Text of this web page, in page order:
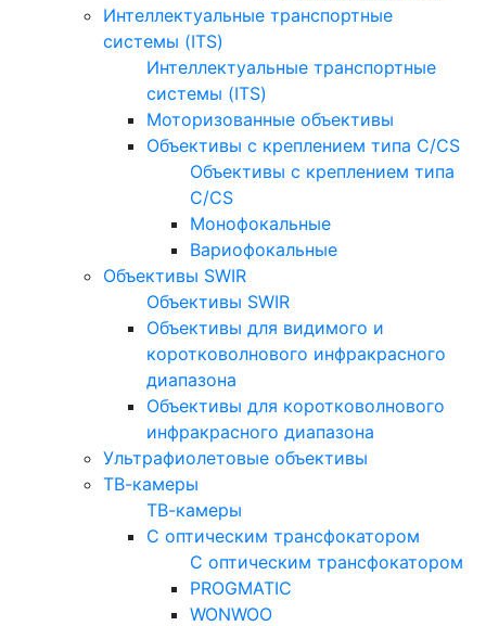
Интеллектуальные транспортные
системы (ITS)
Интеллектуальные транспортные
системы (ITS)
Моторизованные объективы
Объективы с креплением типа C/CS
Объективы с креплением типа
C/CS
Монофокальные
Вариофокальные
Объективы SWIR
Объективы SWIR
Объективы для видимого и
коротковолнового инфракрасного
диапазона
Объективы для коротковолнового
инфракрасного диапазона
Ультрафиолетовые объективы
ТВ-камеры
ТВ-камеры
С оптическим трансфокатором
С оптическим трансфокатором
PROGMATIC
WONWOO